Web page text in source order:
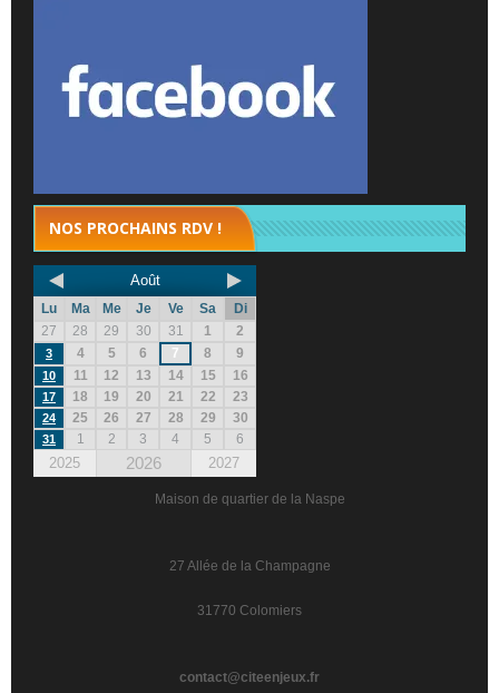
NOS PROCHAINS RDV !
Août
Lu Ma Me Je Ve Sa
Di
27
28 29 30 31 1 2
3 4 5 6 7 8 9
10 11 12 13 14 15 16
17 18 19 20 21 22 23
24 25 26 27 28 29 30
31 1 2 3 4 5 6
2025 2026 2027
Maison de quartier de la Naspe
27 Allée de la Champagne
31770 Colomiers
contact@citeenjeux.fr